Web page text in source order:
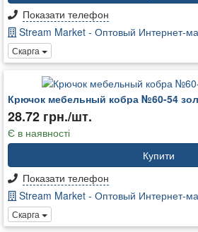
Показати телефон
Stream Market - Оптовый Интернет-
Скарга
Крючок мебельный кобра №60-54
28.72 грн./шт.
Є в наявності
Купити
Показати телефон
Stream Market - Оптовый Интернет-
Скарга